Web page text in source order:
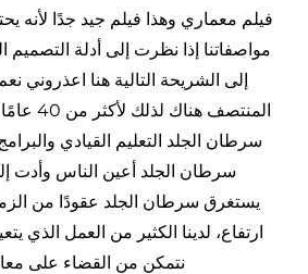
مواصفاتنا إذا نظرت إلى أدلة التصميم
إلى الشريحة التالية هنا اعذروني
سرطان الجلد التعليم القيادي
سرطان الجلد أعين الناس وأدت إلى
يستغرق سرطان الجلد عقودًا من
ارتفاع، لدينا الكثير من العمل الذي
نتمكن من القضاء على